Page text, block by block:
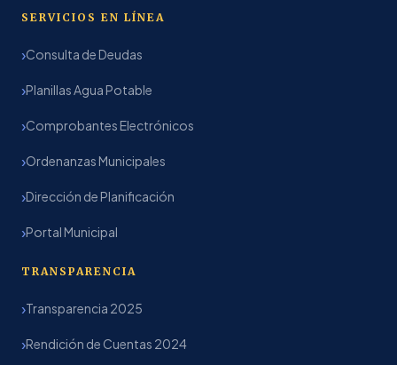
SERVICIOS EN LÍNEA
Consulta de Deudas
Planillas Agua Potable
Comprobantes Electrónicos
Ordenanzas Municipales
Dirección de Planificación
Portal Municipal
TRANSPARENCIA
Transparencia 2025
Rendición de Cuentas 2024